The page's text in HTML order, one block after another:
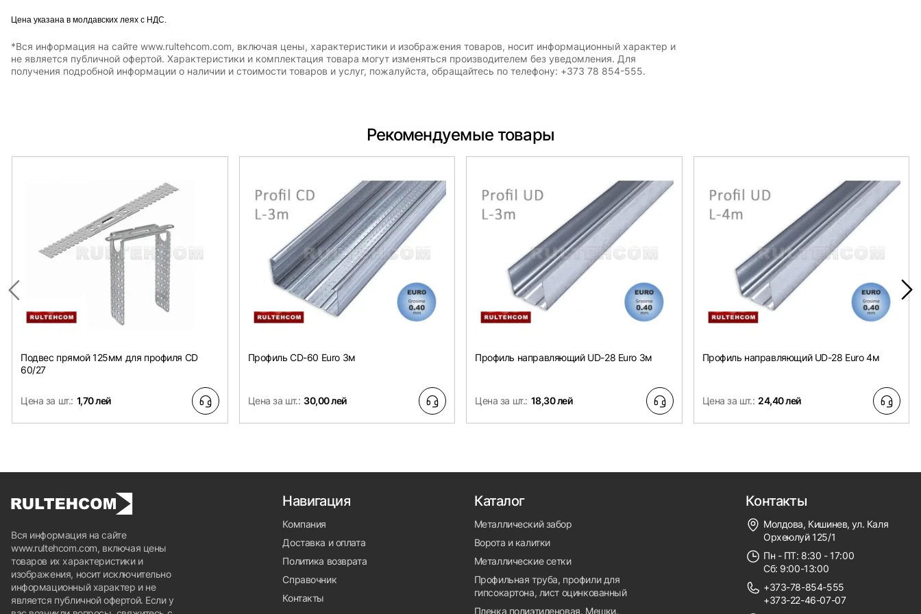
Цена указана в молдавских леях с НДС.
*Вся информация на сайте www.rultehcom.com, включая цены, характеристики и изображения товаров, носит информационный характер и
не является публичной офертой. Характеристики и комплектация товара могут изменяться производителем без уведомления. Для
получения подробной информации о наличии и стоимости товаров и услуг, пожалуйста, обращайтесь по телефону: +373 78 854-555.
Рекомендуемые товары
Подвес прямой 125мм для профиля CD
60/27
Цена за шт.: 1,70 лей
Профиль CD-60 Euro 3м
Цена за шт.: 30,00 лей
Профиль направляющий UD-28 Euro 3м
Цена за шт.: 18,30 лей
Профиль направляющий UD-28 Euro 4м
Цена за шт.: 24,40 лей
Вся информация на сайте
www.rultehcom.com, включая цены
товаров их характеристики и
изображения, носит исключительно
информационный характер и не
является публичной офертой. Если у
Навигация
Компания
Доставка и оплата
Политика возврата
Справочник
Контакты
Каталог
Металлический забор
Ворота и калитки
Металлические сетки
Профильная труба, профили для
гипсокартона, лист оцинкованный
Пленка полиэтиленовая. Мешки.
Контакты
Молдова, Кишинев, ул. Каля
Орхеюлуй 125/1
Пн - ПТ: 8:30 - 17:00
Сб: 9:00-13:00
+373-78-854-555
+373-22-46-07-07